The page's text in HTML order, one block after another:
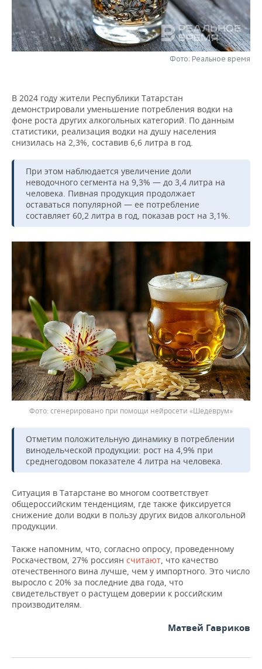
НЕФТЕХИМИЯ
НЕФТЬ
РОЗНИЧНАЯ ТОРГОВЛЯ
ТРАНСПОРТ
НОВОСТИ ТЕХНОЛОГИЙ
IT
ТЕЛЕКОММУНИКАЦИИ
МЕРОПРИЯТИЯ
НОВОСТИ МЕРОПРИЯТИЙ
БИЗНЕС-БРАНЧИ
ONLINE-КОНФЕРЕНЦИИ
СПОРТ
ФУТБОЛ
ХОККЕЙ
ВОЛЕЙБОЛ
КИБЕРСПОРТ
ВОДНЫЕ ВИДЫ СПОРТА
ХОККЕЙ С МЯЧОМ
НОВОСТИ ОБЩЕСТВА
ВЛАСТЬ
ИСТОРИЯ
КУЛЬТУРА
ОБРАЗОВАНИЕ
ПРОИСШЕСТВИЯ
ФОТОГАЛЕРЕЯ
СЮЖЕТЫ
СПРАВОЧНИК
СПИСОК ПЕРСОН
СПИСОК КОМПАНИЙ
ПОЛНАЯ ВЕРСИЯ
Фото: Реальное время
В 2024 году жители Республики Татарстан
демонстрировали уменьшение потребления водки на
фоне роста других алкогольных категорий. По данным
статистики, реализация водки на душу населения
снизилась на 2,3%, составив 6,6 литра в год.
При этом наблюдается увеличение доли
неводочного сегмента на 9,3% — до 3,4 литра на
человека. Пивная продукция продолжает
оставаться популярной — ее потребление
составляет 60,2 литра в год, показав рост на 3,1%.
сгенерировано при помощи нейросети «Шедеврум»
Отметим положительную динамику в потреблении
винодельческой продукции: рост на 4,9% при
среднегодовом показателе 4 литра на человека.
Ситуация в Татарстане во многом соответствует
общероссийским тенденциям, где также фиксируется
снижение доли водки в пользу других видов алкогольной
продукции.
Также напомним, что, согласно опросу, проведенному
Роскачеством, 27% россиян считают, что качество
отечественного вина лучше, чем у импортного. Это число
выросло с 20% за последние два года, что
свидетельствует о растущем доверии к российским
производителям.
Матвей Гавриков